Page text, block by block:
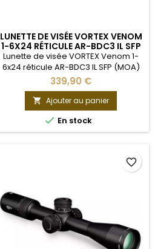
LUNETTE DE VISÉE VORTEX VENOM
1-6X24 RÉTICULE AR-BDC3 IL SFP
(MOA)
Lunette de visée VORTEX Venom 1-
6x24 réticule AR-BDC3 IL SFP (MOA)
Utilisation : tir longue distance, PRS Le
Vortex Venom 1-6x24 AR-BDC3 IL SFP
combine rapidité, fiabilité et
exactitude pour des applications
très spécifiques. Proposée à un prix
abordable, elle est destinée à ceux
certaines disciplines de tir sportif.
339,90 €
 Ajouter au panier
 En stock
favorite_border